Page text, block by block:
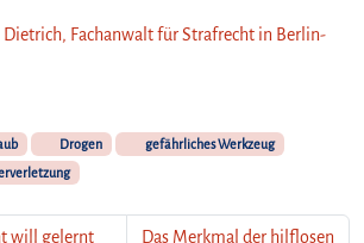
Dietrich, Fachanwalt für Strafrecht in Berlin-
Drogen
gefährliches Werkzeug
will gelernt
Das Merkmal der hilflosen